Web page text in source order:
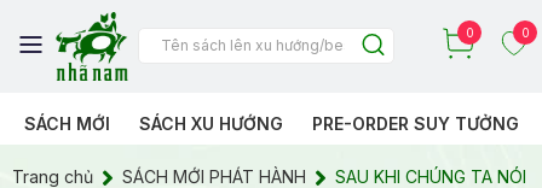
0 0
SÁCH MỚI SÁCH XU HƯỚNG PRE-ORDER SUY TƯỞNG
Trang chủ SÁCH MỚI PHÁT HÀNH
SAU KHI CHÚNG TA NÓI